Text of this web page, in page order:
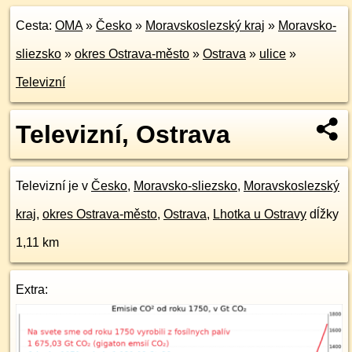
Cesta: OMA» Česko » Moravskoslezský kraj » Moravsko-
sliezsko » okres Ostrava-město » Ostrava » ulice »
Televizní
Televizní, Ostrava
Televizní je v Česko, Moravsko-sliezsko, Moravskoslezský
kraj, okres Ostrava-město, Ostrava, Lhotka u Ostravy dĺžky
1,11 km
Extra: